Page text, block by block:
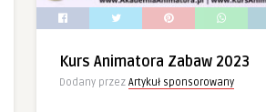
Kurs Animatora Zabaw 2023
Dodany przez Artykuł sponsorowany